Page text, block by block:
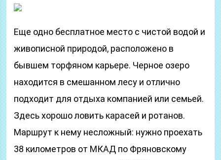
Еще одно бесплатное место с чистой водой и
живописной природой, расположено в
бывшем торфяном карьере. Черное озеро
находится в смешанном лесу и отлично
подходит для отдыха компанией или семьей.
Здесь хорошо ловить карасей и ротанов.
Маршрут к нему несложный: нужно проехать
38 километров от МКАД по Фряновскому